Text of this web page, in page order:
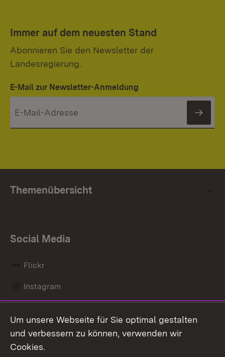
Immer auf dem neuesten Stand
Abonnieren Sie den Newsletter der
Landesregierung.
E-Mail zur Newsletter-Anmeldung
Themenübersicht
Social Media
Flickr
Instagram
Mastodon
Messenger
Um unsere Webseite für Sie optimal gestalten
und verbessern zu können, verwenden wir
Cookies.